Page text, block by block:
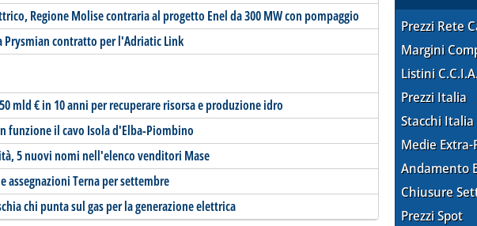
Regione Molise contraria al progetto Enel da 300 MW con pompaggio
Prysmian contratto per l'Adriatic Link
mld € in 10 anni per recuperare risorsa e produzione idro
funzione il cavo Isola d'Elba-Piombino
5 nuovi nomi nell'elenco venditori Mase
assegnazioni Terna per settembre
chi punta sul gas per la generazione elettrica
Prezzi Rete
Margini
Listini
Prezzi Italia
Stacchi Italia
Medie Extra-
Andamento
Chiusure
Prezzi Spot